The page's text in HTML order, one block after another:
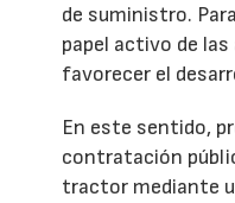
de suministro.
papel activo de
favorecer el
En este sentido,
contratación
tractor mediante